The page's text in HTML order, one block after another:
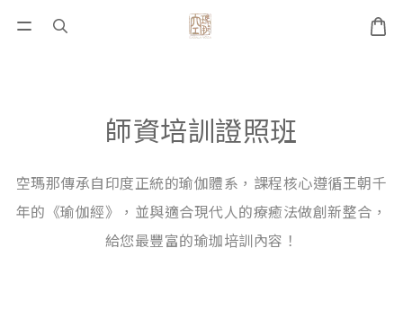
師資培訓證照班
空瑪那傳承自印度正統的瑜伽體系，課程核心遵循王朝千
年的《瑜伽經》
， 並與適合現代人的療癒法做創新整合 ，
給您最豐富的瑜珈培訓內容！